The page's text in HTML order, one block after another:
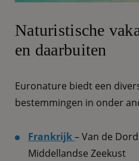
Naturistische
en daarbuiten
Euronature biedt een
bestemmingen in onder
Frankrijk– Van de
Middellandse Zeekust